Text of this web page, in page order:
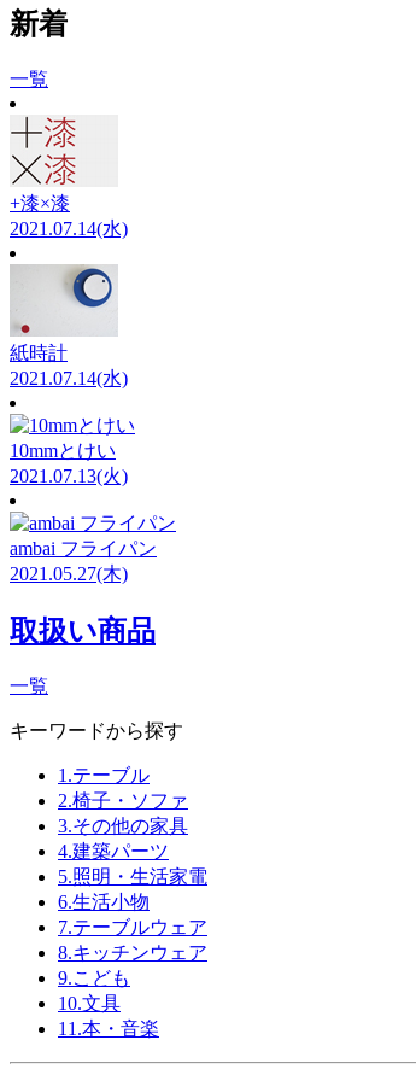
新着
一覧
+漆×漆
2021.07.14(水)
紙時計
2021.07.14(水)
10mmとけい
2021.07.13(火)
ambai フライパン
2021.05.27(木)
取扱い商品
一覧
キーワードから探す
1.テーブル
2.椅子・ソファ
3.その他の家具
4.建築パーツ
5.照明・生活家電
6.生活小物
7.テーブルウェア
8.キッチンウェア
9.こども
10.文具
11.本・音楽